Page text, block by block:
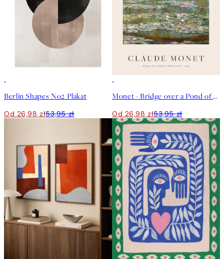
Berlin Shapes No2 Plakat
Od 26,98 zł53,95 zł
Monet - Bridge over a Pond of Water Lilies Plakat
Od 26,98 zł53,95 zł